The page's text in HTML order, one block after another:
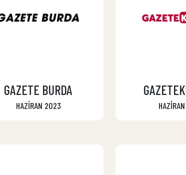
GAZETE BURDA
HAZİRAN 2023